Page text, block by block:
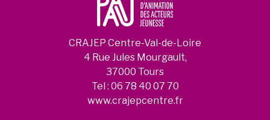
CRAJEP Centre-Val-de-Loire
4 Rue Jules Mourgault,
37000 Tours
Tel : 06 78 40 07 70
www.crajepcentre.fr